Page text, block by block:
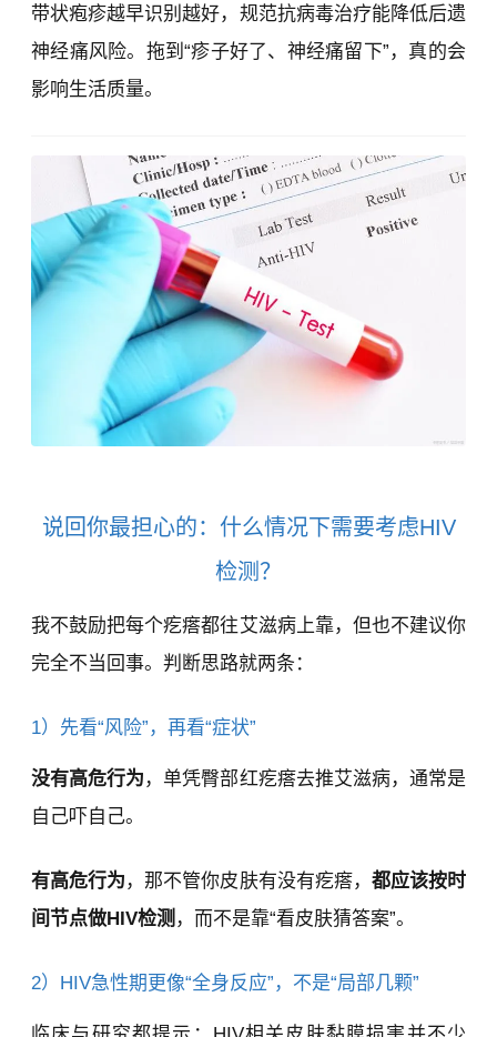
带状疱疹越早识别越好，规范抗病毒治疗能降低后遗
神经痛风险。拖到“疹子好了、神经痛留下”，真的会
影响生活质量。
说回你最担心的：什么情况下需要考虑HIV
检测？
我不鼓励把每个疙瘩都往艾滋病上靠，但也不建议你
完全不当回事。判断思路就两条：
1）先看“风险”，再看“症状”
没有高危行为 ，单凭臀部红疙瘩去推艾滋病，通常是
自己吓自己。
有高危行为 ，那不管你皮肤有没有疙瘩， 都应该按时
间节点做HIV检测 ，而不是靠“看皮肤猜答案”。
2）HIV急性期更像“全身反应”，不是“局部几颗”